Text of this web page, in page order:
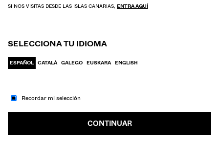
HOMBRE
SI NOS VISITAS DESDE LAS ISLAS CANARIAS, ENTRA AQUÍ
SELECCIONA TU IDIOMA
ESPAÑOL CATALÀ GALEGO EUSKARA ENGLISH
Recordar mi selección
CONTINUAR